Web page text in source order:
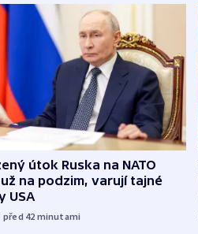
útok Ruska na NATO
na podzim, varují tajné
USA
před 42 minutami